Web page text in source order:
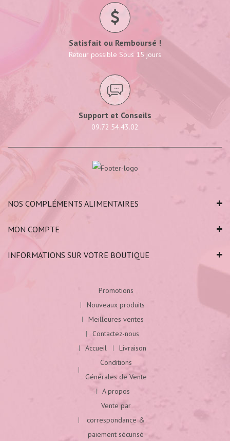
Satisfait ou Remboursé !
Retour possible Sous 15 jours
Support et Conseils
09.72.54.43.02
NOS COMPLÉMENTS ALIMENTAIRES
MON COMPTE
INFORMATIONS SUR VOTRE BOUTIQUE
Promotions
Nouveaux produits
Meilleures ventes
Contactez-nous
Accueil
Livraison
Conditions
Générales de Vente
A propos
Vente par
correspondance &
paiement sécurisé